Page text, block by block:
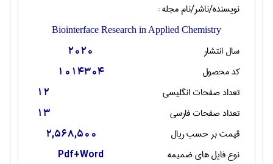
نویسنده/ناشر/نام مجله :
Biointerface Research in Applied Chemistry
سال انتشار 2020
کد محصول 1014304
تعداد صفحات انگليسی 12
تعداد صفحات فارسی 13
قیمت بر حسب ریال 2,568,500
نوع فایل های ضمیمه Pdf+Word